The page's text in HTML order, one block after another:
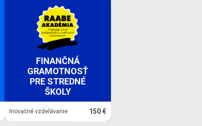
FINANČNÁ
GRAMOTNOSŤ
PRE STREDNÉ
ŠKOLY
Inovačné vzdelávanie 150 €